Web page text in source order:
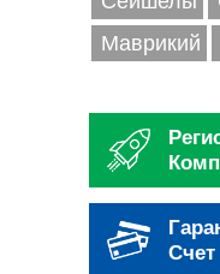
Маврикий